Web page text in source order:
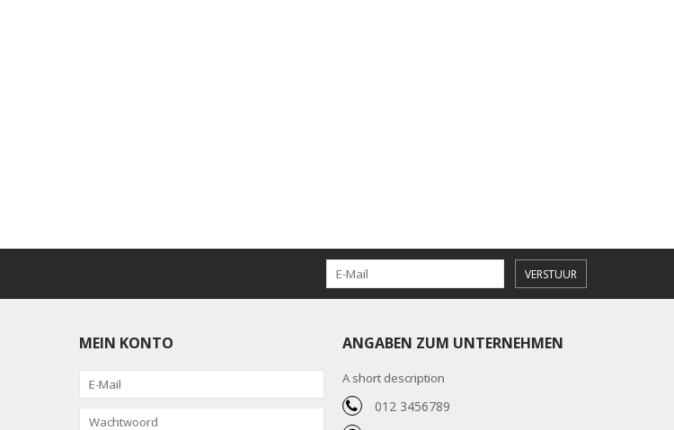
VERSTUUR
MEIN KONTO ANGABEN ZUM UNTERNEHMEN
A short description
012 3456789